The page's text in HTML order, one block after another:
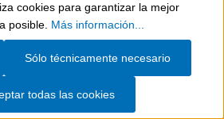
Incoloro, transparente
de Moldes
para cera, siliconas y aceites
cookies para garantizar la mejor
posible. Más información...
Sólo técnicamente necesario
todas las cookies